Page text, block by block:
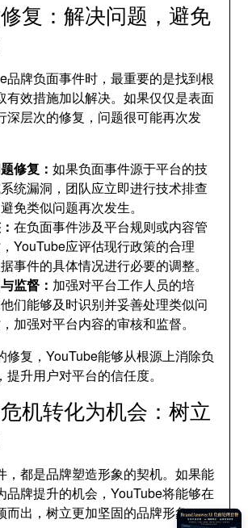
复：解决问题，避免
品牌负面事件时，最重要的是找到根
有效措施加以解决。如果仅仅是表面
深层次的修复，问题很可能再次发
修复：如果负面事件源于平台的技
统漏洞，团队应立即进行技术排查
免类似问题再次发生。
在负面事件涉及平台规则或内容管
YouTube应评估现行政策的合理
事件的具体情况进行必要的调整。
监督： 加强对平台工作人员的培
们能够及时识别并妥善处理类似问
加强对平台内容的审核和监督。
修复，YouTube能够从根源上消除负
升用户对平台的信任度。
机转化为机会：树立
，都是品牌塑造形象的契机。如果能
品牌提升的机会，YouTube将能够在
而出，树立更加坚固的品牌形象。